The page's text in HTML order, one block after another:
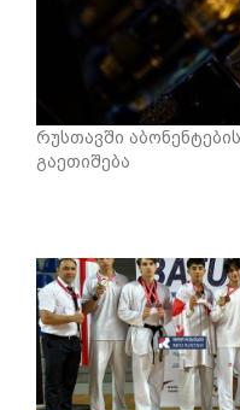
რუსთავში
გაეთიშება